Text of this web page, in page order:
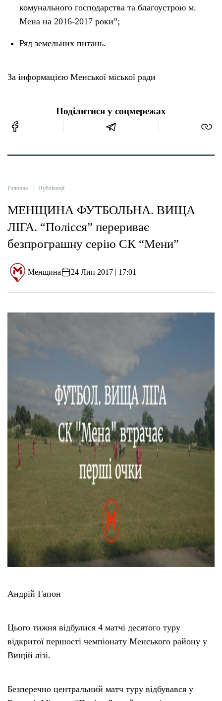
комунального господарства та благоустрою м.
Мена на 2016-2017 роки”;
Ряд земельних питань.
За інформацією Менської міської ради
Поділитися у соцмережах
Головна Публікації
МЕНЩИНА ФУТБОЛЬНА. ВИЩА
ЛІГА. “Полісся” перериває
безпрограшну серію СК “Мени”
Менщина 24 Лип 2017 | 17:01
Андрій Гапон
Цього тижня відбулися 4 матчі десятого туру
відкритої першості чемпіонату Менського району у
Вищій лізі.
Безперечно центральний матч туру відбувався у